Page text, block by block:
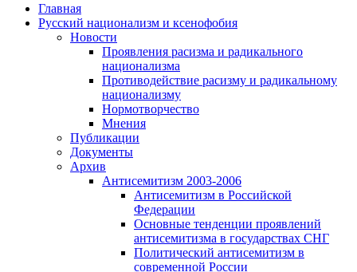
Главная
Русский национализм и ксенофобия
Новости
Проявления расизма и радикального
национализма
Противодействие расизму и радикальному
национализму
Нормотворчество
Мнения
Публикации
Документы
Архив
Антисемитизм 2003-2006
Антисемитизм в Российской
Федерации
Основные тенденции проявлений
антисемитизма в государствах СНГ
Политический антисемитизм в
современной России